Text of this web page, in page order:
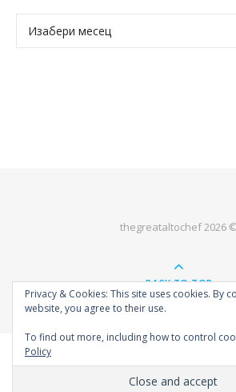
Архива
thegreataltochef 2026
BACK TO TOP
Privacy & Cookies: This site uses cookies. By
website, you agree to their use.
To find out more, including how to control
Policy